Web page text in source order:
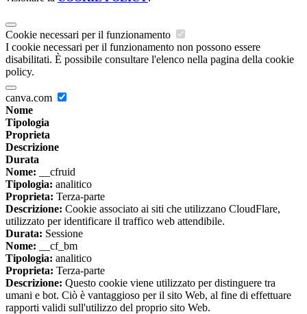
Cookie necessari per il funzionamento
I cookie necessari per il funzionamento non possono essere
disabilitati. È possibile consultare l'elenco nella pagina della cookie
policy.
canva.com
Nome
Tipologia
Proprieta
Descrizione
Durata
Nome: __cfruid
Tipologia: analitico
Proprieta: Terza-parte
Descrizione: Cookie associato ai siti che utilizzano CloudFlare,
utilizzato per identificare il traffico web attendibile.
Durata: Sessione
Nome: __cf_bm
Tipologia: analitico
Proprieta: Terza-parte
Descrizione: Questo cookie viene utilizzato per distinguere tra
umani e bot. Ciò è vantaggioso per il sito Web, al fine di effettuare
rapporti validi sull'utilizzo del proprio sito Web.